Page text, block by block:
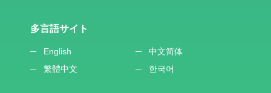
多言語サイト
English
中文简体
繁體中文
한국어